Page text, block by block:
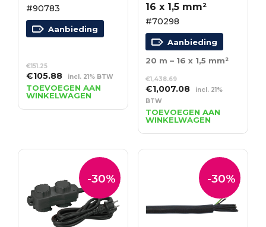
#90783
Aanbieding
€151.25
Oorspronkelijke
prijs
was:
€151.25.
€105.88Huidige
prijs
is:
€105.88.
incl. 21% BTW
TOEVOEGEN AAN
WINKELWAGEN
16 x 1,5 mm²
#70298
Aanbieding
20 m – 16 x 1,5 mm²
€1,438.69
Oorspronkelijke
prijs
was:
€1,438.69.
€1,007.08Huidige
is:
€1,007.08.
incl. 21%
BTW
TOEVOEGEN AAN
WINKELWAGEN
-30% -30%